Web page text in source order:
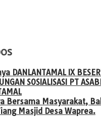
DANLANTAMAL IX
SOSIALISASI PT
Bersama Masyarakat,
Masjid Desa Waprea.